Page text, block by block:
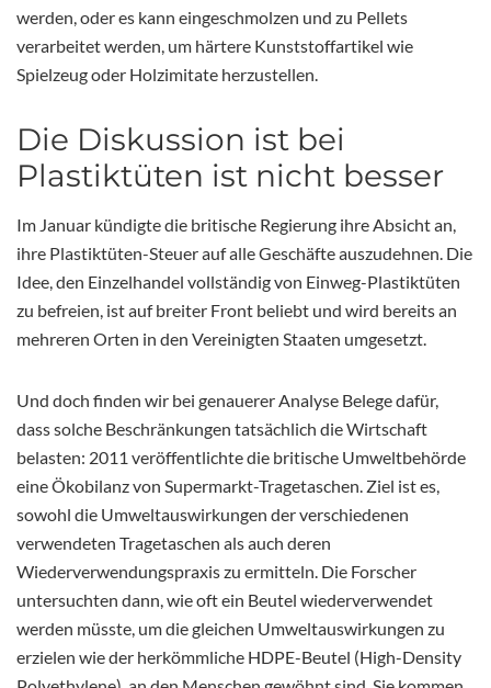
werden, oder es kann eingeschmolzen und zu Pellets
verarbeitet werden, um härtere Kunststoffartikel wie
Spielzeug oder Holzimitate herzustellen.
Die Diskussion ist bei
Plastiktüten ist nicht besser
Im Januar kündigte die britische Regierung ihre Absicht an,
ihre Plastiktüten-Steuer auf alle Geschäfte auszudehnen. Die
Idee, den Einzelhandel vollständig von Einweg-Plastiktüten
zu befreien, ist auf breiter Front beliebt und wird bereits an
mehreren Orten in den Vereinigten Staaten umgesetzt.
Und doch finden wir bei genauerer Analyse Belege dafür,
dass solche Beschränkungen tatsächlich die Wirtschaft
belasten: 2011 veröffentlichte die britische Umweltbehörde
eine Ökobilanz von Supermarkt-Tragetaschen. Ziel ist es,
sowohl die Umweltauswirkungen der verschiedenen
verwendeten Tragetaschen als auch deren
Wiederverwendungspraxis zu ermitteln. Die Forscher
untersuchten dann, wie oft ein Beutel wiederverwendet
werden müsste, um die gleichen Umweltauswirkungen zu
erzielen wie der herkömmliche HDPE-Beutel (High-Density